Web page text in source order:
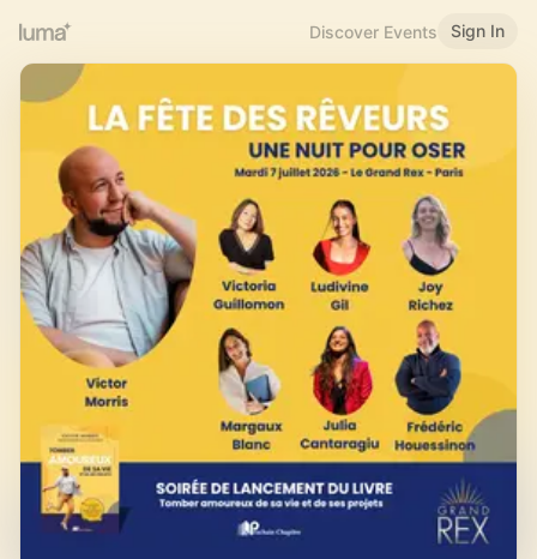
Discover Events Sign In